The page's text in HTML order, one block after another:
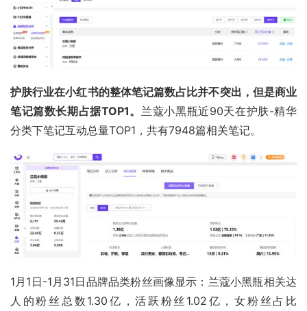
护肤行业在小红书的整体笔记篇数占比并不突出，但是商业
笔记篇数长期占据TOP1。 兰蔻小黑瓶近90天在护肤-精华
分类下笔记互动总量TOP1，共有7948篇相关笔记。
1月1日-1月31日品牌品类粉丝画像显示：兰蔻小黑瓶相关达
人的粉丝总数1.30亿，活跃粉丝1.02亿，女粉丝占比